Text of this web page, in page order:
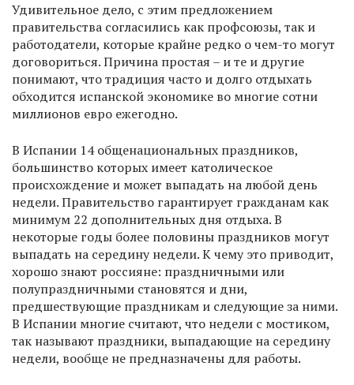
Удивительное дело, с этим предложением
правительства согласились как профсоюзы, так и
работодатели, которые крайне редко о чем-то могут
договориться. Причина простая – и те и другие
понимают, что традиция часто и долго отдыхать
обходится испанской экономике во многие сотни
миллионов евро ежегодно.
В Испании 14 общенациональных праздников,
большинство которых имеет католическое
происхождение и может выпадать на любой день
недели. Правительство гарантирует гражданам как
минимум 22 дополнительных дня отдыха. В
некоторые годы более половины праздников могут
выпадать на середину недели. К чему это приводит,
хорошо знают россияне: праздничными или
полупраздничными становятся и дни,
предшествующие праздникам и следующие за ними.
В Испании многие считают, что недели с мостиком,
так называют праздники, выпадающие на середину
недели, вообще не предназначены для работы.